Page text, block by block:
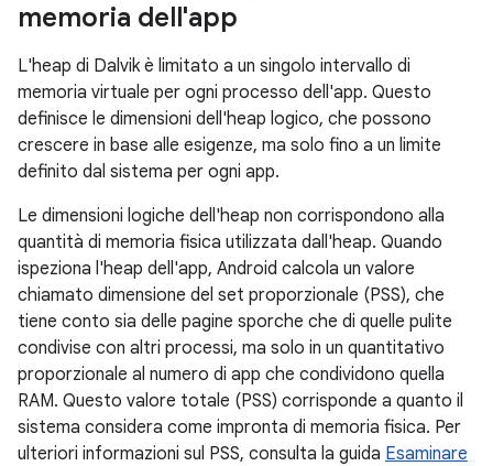
memoria dell'app
L'heap di Dalvik è limitato a un singolo intervallo di
memoria virtuale per ogni processo dell'app. Questo
definisce le dimensioni dell'heap logico, che possono
crescere in base alle esigenze, ma solo fino a un limite
definito dal sistema per ogni app.
Le dimensioni logiche dell'heap non corrispondono alla
quantità di memoria fisica utilizzata dall'heap. Quando
ispeziona l'heap dell'app, Android calcola un valore
chiamato dimensione del set proporzionale (PSS), che
tiene conto sia delle pagine sporche che di quelle pulite
condivise con altri processi, ma solo in un quantitativo
proporzionale al numero di app che condividono quella
RAM. Questo valore totale (PSS) corrisponde a quanto il
sistema considera come impronta di memoria fisica. Per
ulteriori informazioni sul PSS, consulta la guida Esaminare